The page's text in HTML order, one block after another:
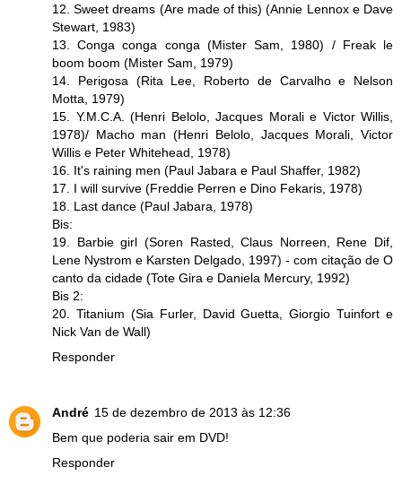
12. Sweet dreams (Are made of this) (Annie Lennox e Dave
Stewart, 1983)
13. Conga conga conga (Mister Sam, 1980) / Freak le
boom boom (Mister Sam, 1979)
14. Perigosa (Rita Lee, Roberto de Carvalho e Nelson
Motta, 1979)
15. Y.M.C.A. (Henri Belolo, Jacques Morali e Victor Willis,
1978)/ Macho man (Henri Belolo, Jacques Morali, Victor
Willis e Peter Whitehead, 1978)
16. It's raining men (Paul Jabara e Paul Shaffer, 1982)
17. I will survive (Freddie Perren e Dino Fekaris, 1978)
18. Last dance (Paul Jabara, 1978)
Bis:
19. Barbie girl (Soren Rasted, Claus Norreen, Rene Dif,
Lene Nystrom e Karsten Delgado, 1997) - com citação de O
canto da cidade (Tote Gira e Daniela Mercury, 1992)
Bis 2:
20. Titanium (Sia Furler, David Guetta, Giorgio Tuinfort e
Nick Van de Wall)
Responder
André 15 de dezembro de 2013 às 12:36
Bem que poderia sair em DVD!
Responder